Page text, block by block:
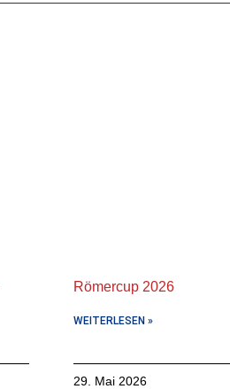
Römercup 2026
WEITERLESEN »
29. Mai 2026